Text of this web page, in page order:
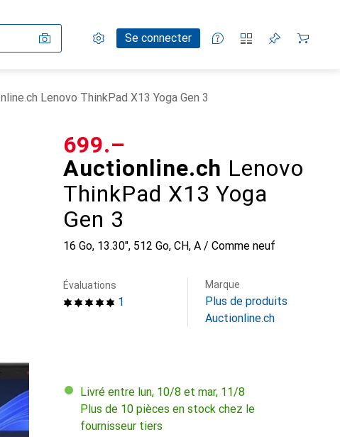
Paramètres
Compte clientSe connecter
Listes de comparaison
Listes d'envies
Panier
Lenovo ThinkPad X13 Yoga Gen 3
Auctionline.ch Lenovo
ThinkPad X13 Yoga
Gen 3
16 Go, 13.30", 512 Go, CH, A / Comme neuf
CHF
699.–
1
Évaluations Marque
Plus de produits
Auctionline.ch
Livré entre lun, 10/8 et mar, 11/8
Plus de 10 pièces en stock chez le
fournisseur tiers